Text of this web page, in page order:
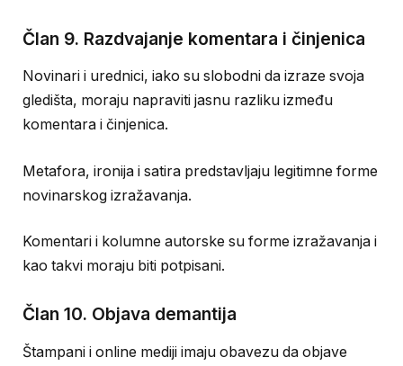
Član 9. Razdvajanje komentara i činjenica
Novinari i urednici, iako su slobodni da izraze svoja
gledišta, moraju napraviti jasnu razliku između
komentara i činjenica.
Metafora, ironija i satira predstavljaju legitimne forme
novinarskog izražavanja.
Komentari i kolumne autorske su forme izražavanja i
kao takvi moraju biti potpisani.
Član 10. Objava demantija
Štampani i online mediji imaju obavezu da objave